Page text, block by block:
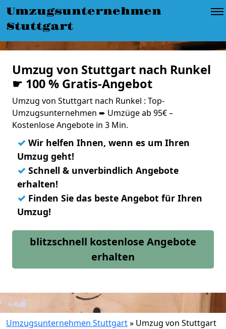
Umzugsunternehmen
Stuttgart
Umzug von Stuttgart nach Runkel
☛ 100 % Gratis-Angebot
Umzug von Stuttgart nach Runkel : Top-
Umzugsunternehmen ➨ Umzüge ab 95€ –
Kostenlose Angebote in 3 Min.
✓ Wir helfen Ihnen, wenn es um Ihren
Umzug geht!
✓ Schnell & unverbindlich Angebote
erhalten!
✓ Finden Sie das beste Angebot für Ihren
Umzug!
blitzschnell kostenlose Angebote
erhalten
Umzugsunternehmen Stuttgart» Umzug von Stuttgart